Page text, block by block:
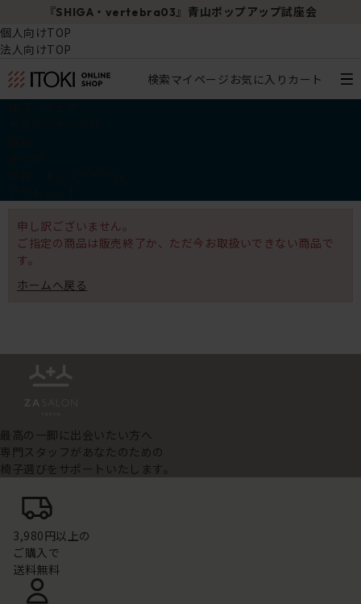
『SHIGA・vertebra03』青山ポップアップ試座会
個人向けTOP
法人向けTOP
検索マイページ お気に入り カート
申し訳ございません。
ご指定の商品は販売終了か、ただ今お取扱いできない商品で
す。
ホームへ戻る
最高の一脚に出会いたい方へ
専門スタッフがあなたのための
椅子選びをサポートいたします。
3,980円以上の
ご購入で
送料無料